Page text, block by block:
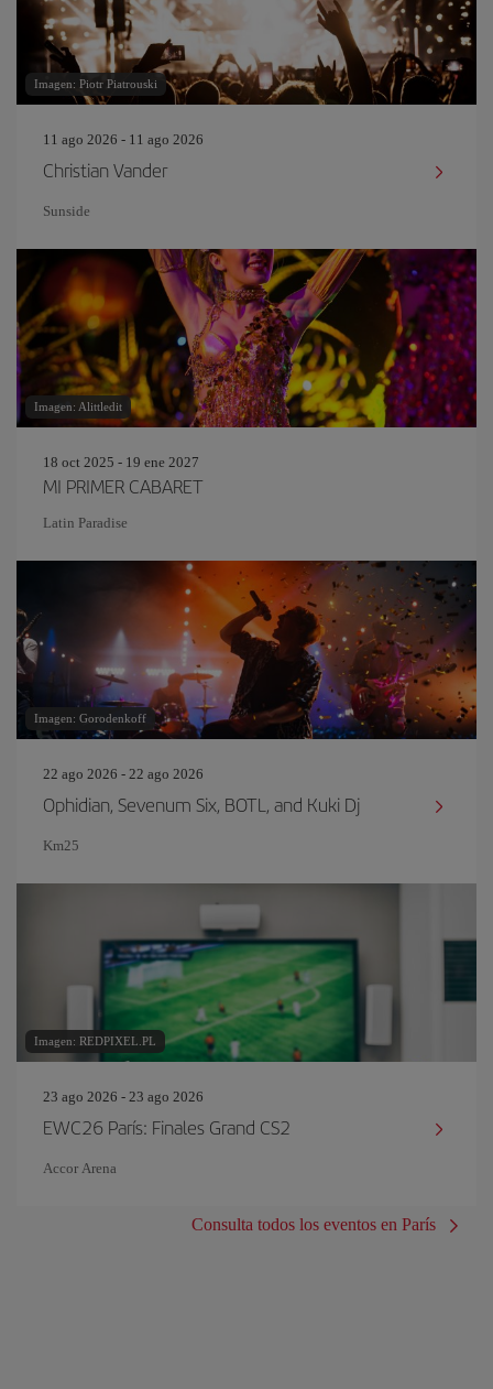
Imagen: Piotr Piatrouski
11 ago 2026 - 11 ago 2026
Christian Vander
Sunside
Imagen: Alittledit
18 oct 2025 - 19 ene 2027
MI PRIMER CABARET
Latin Paradise
Imagen: Gorodenkoff
22 ago 2026 - 22 ago 2026
Ophidian, Sevenum Six, BOTL, and Kuki Dj
Km25
Imagen: REDPIXEL.PL
23 ago 2026 - 23 ago 2026
EWC26 París: Finales Grand CS2
Accor Arena
Consulta todos los eventos en París